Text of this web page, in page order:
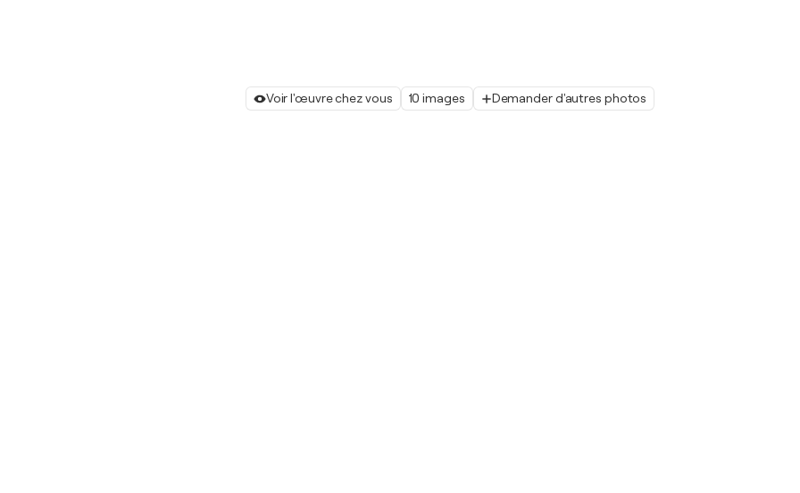
Voir l'œuvre chez vous 10 images Demander d'autres photos